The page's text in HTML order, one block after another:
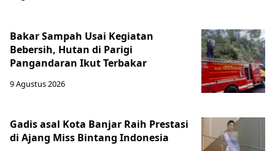
Bakar Sampah Usai Kegiatan
Bebersih, Hutan di Parigi
Pangandaran Ikut Terbakar
9 Agustus 2026
Gadis asal Kota Banjar Raih Prestasi
di Ajang Miss Bintang Indonesia